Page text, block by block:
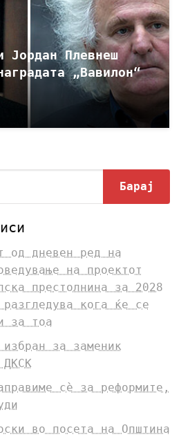
Јордан Плевнеш
„Вавилон“
Барај
од дневен ред на
на проектот
престолнина за 2028
кога ќе се
за тоа
за заменик
сè за реформите,
во посета на Општина